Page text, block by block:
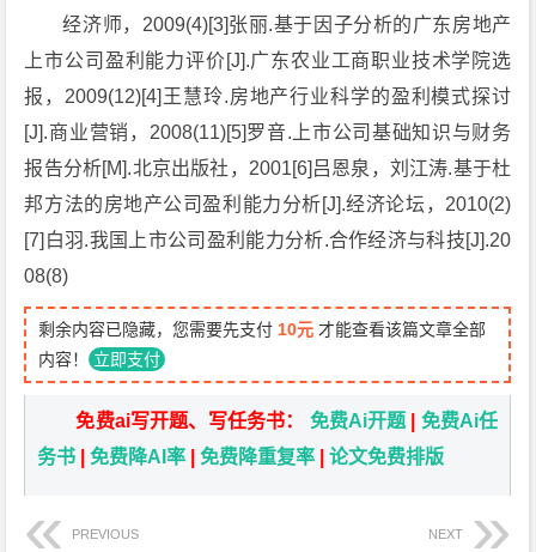
经济师，2009(4)[3]张丽.基于因子分析的广东房地产
上市公司盈利能力评价[J].广东农业工商职业技术学院选
报，2009(12)[4]王慧玲.房地产行业科学的盈利模式探讨
[J].商业营销，2008(11)[5]罗音.上市公司基础知识与财务
报告分析[M].北京出版社，2001[6]吕恩泉，刘江涛.基于杜
邦方法的房地产公司盈利能力分析[J].经济论坛，2010(2)
[7]白羽.我国上市公司盈利能力分析.合作经济与科技[J].20
08(8)
剩余内容已隐藏，您需要先支付 10元 才能查看该篇文章全部
内容！ 立即支付
免费ai写开题、写任务书： 免费Ai开题
免费Ai任
务书 |免费降AI率 |免费降重复率 |论文免费排版
PREVIOUS NEXT